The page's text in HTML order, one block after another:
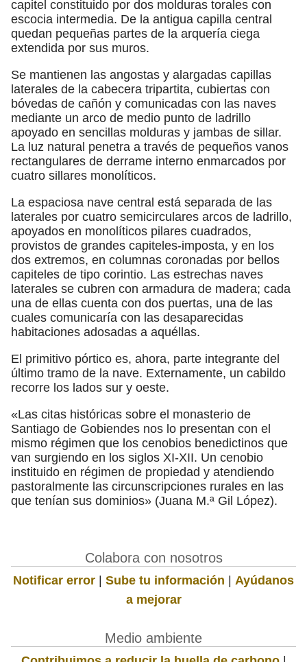
capitel constituido por dos molduras torales con
escocia intermedia. De la antigua capilla central
quedan pequeñas partes de la arquería ciega
extendida por sus muros.
Se mantienen las angostas y alargadas capillas
laterales de la cabecera tripartita, cubiertas con
bóvedas de cañón y comunicadas con las naves
mediante un arco de medio punto de ladrillo
apoyado en sencillas molduras y jambas de sillar.
La luz natural penetra a través de pequeños vanos
rectangulares de derrame interno enmarcados por
cuatro sillares monolíticos.
La espaciosa nave central está separada de las
laterales por cuatro semicirculares arcos de ladrillo,
apoyados en monolíticos pilares cuadrados,
provistos de grandes capiteles-imposta, y en los
dos extremos, en columnas coronadas por bellos
capiteles de tipo corintio. Las estrechas naves
laterales se cubren con armadura de madera; cada
una de ellas cuenta con dos puertas, una de las
cuales comunicaría con las desaparecidas
habitaciones adosadas a aquéllas.
El primitivo pórtico es, ahora, parte integrante del
último tramo de la nave. Externamente, un cabildo
recorre los lados sur y oeste.
«Las citas históricas sobre el monasterio de
Santiago de Gobiendes nos lo presentan con el
mismo régimen que los cenobios benedictinos que
van surgiendo en los siglos XI-XII. Un cenobio
instituido en régimen de propiedad y atendiendo
pastoralmente las circunscripciones rurales en las
que tenían sus dominios» (Juana M.ª Gil López).
Colabora con nosotros
Notificar error | Sube tu información | Ayúdanos
a mejorar
Medio ambiente